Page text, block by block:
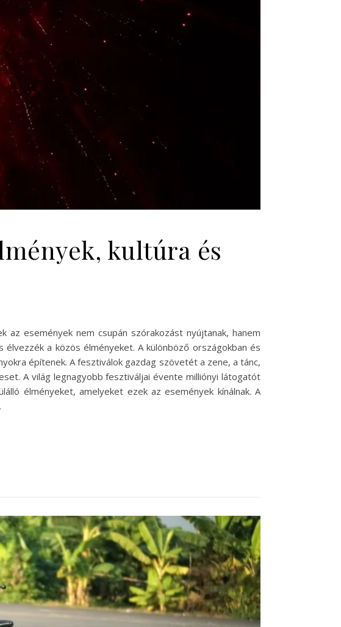
kultúra és
események nem csupán szórakozást nyújtanak, hanem
a közös élményeket. A különböző országokban és
építenek. A fesztiválok gazdag szövetét a zene, a tánc,
A világ legnagyobb fesztiváljai évente milliónyi látogatót
élményeket, amelyeket ezek az események kínálnak. A